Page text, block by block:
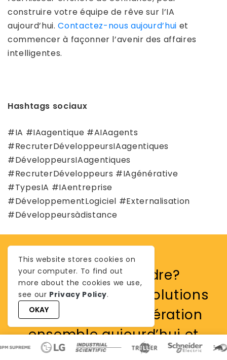
construire votre équipe de rêve sur l’IA
aujourd’hui.Contactez-nous aujourd’hui et
commencer à façonner l’avenir des affaires
intelligentes.
Hashtags sociaux
#IA #IAagentique #AIAagents
#RecruterDéveloppeursIAagentiques
#DéveloppeursIAagentiques
#RecruterDéveloppeurs #IAgénérative
#TypesIA #IAentreprise
#DéveloppementLogiciel #Externalisation
#Développeursàdistance
Pourquoi attendre?
Construisons vos solutions
AI de nouvelle génération
ensemble aujourd’hui et
avancez votre entreprise.
This website stores cookies on
your computer. To find out
more about the cookies we use,
see our Privacy Policy.
OKAY